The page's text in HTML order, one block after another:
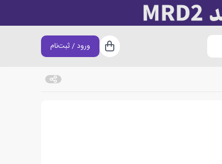
سبد خرید
ورود / ثبت‌نام